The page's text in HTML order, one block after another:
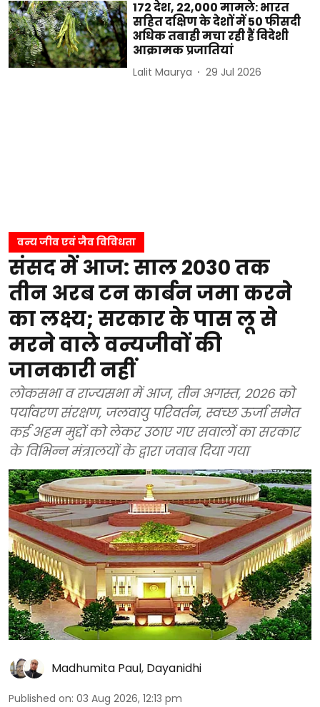
172 देश, 22,000 मामले: भारत
सहित दक्षिण के देशों में 50 फीसदी
अधिक तबाही मचा रही हैं विदेशी
आक्रामक प्रजातियां
Lalit Maurya 29 Jul 2026
वन्य जीव एवं जैव विविधता
संसद में आज: साल 2030 तक
तीन अरब टन कार्बन जमा करने
का लक्ष्य; सरकार के पास लू से
मरने वाले वन्यजीवों की
जानकारी नहीं
लोकसभा व राज्यसभा में आज, तीन अगस्त, 2026 को
पर्यावरण संरक्षण, जलवायु परिवर्तन, स्वच्छ ऊर्जा समेत
कई अहम मुद्दों को लेकर उठाए गए सवालों का सरकार
के विभिन्न मंत्रालयों के द्वारा जवाब दिया गया
Madhumita Paul, Dayanidhi
Published on: 03 Aug 2026, 12:13 pm